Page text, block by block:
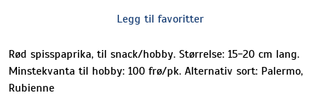
Legg til favoritter
Rød spisspaprika, til snack/hobby. Størrelse: 15-20 cm lang.
Minstekvanta til hobby: 100 frø/pk. Alternativ sort: Palermo,
Rubienne